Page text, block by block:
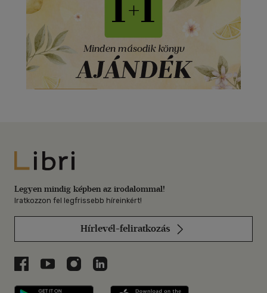
Libri
Legyen mindig képben az irodalommal!
Iratkozzon fel legfrissebb híreinkért!
Hírlevél-feliratkozás
Libri a Facebookon
Libri a Youtube-on
Libri az Instagramon
Libri a LinkedInen